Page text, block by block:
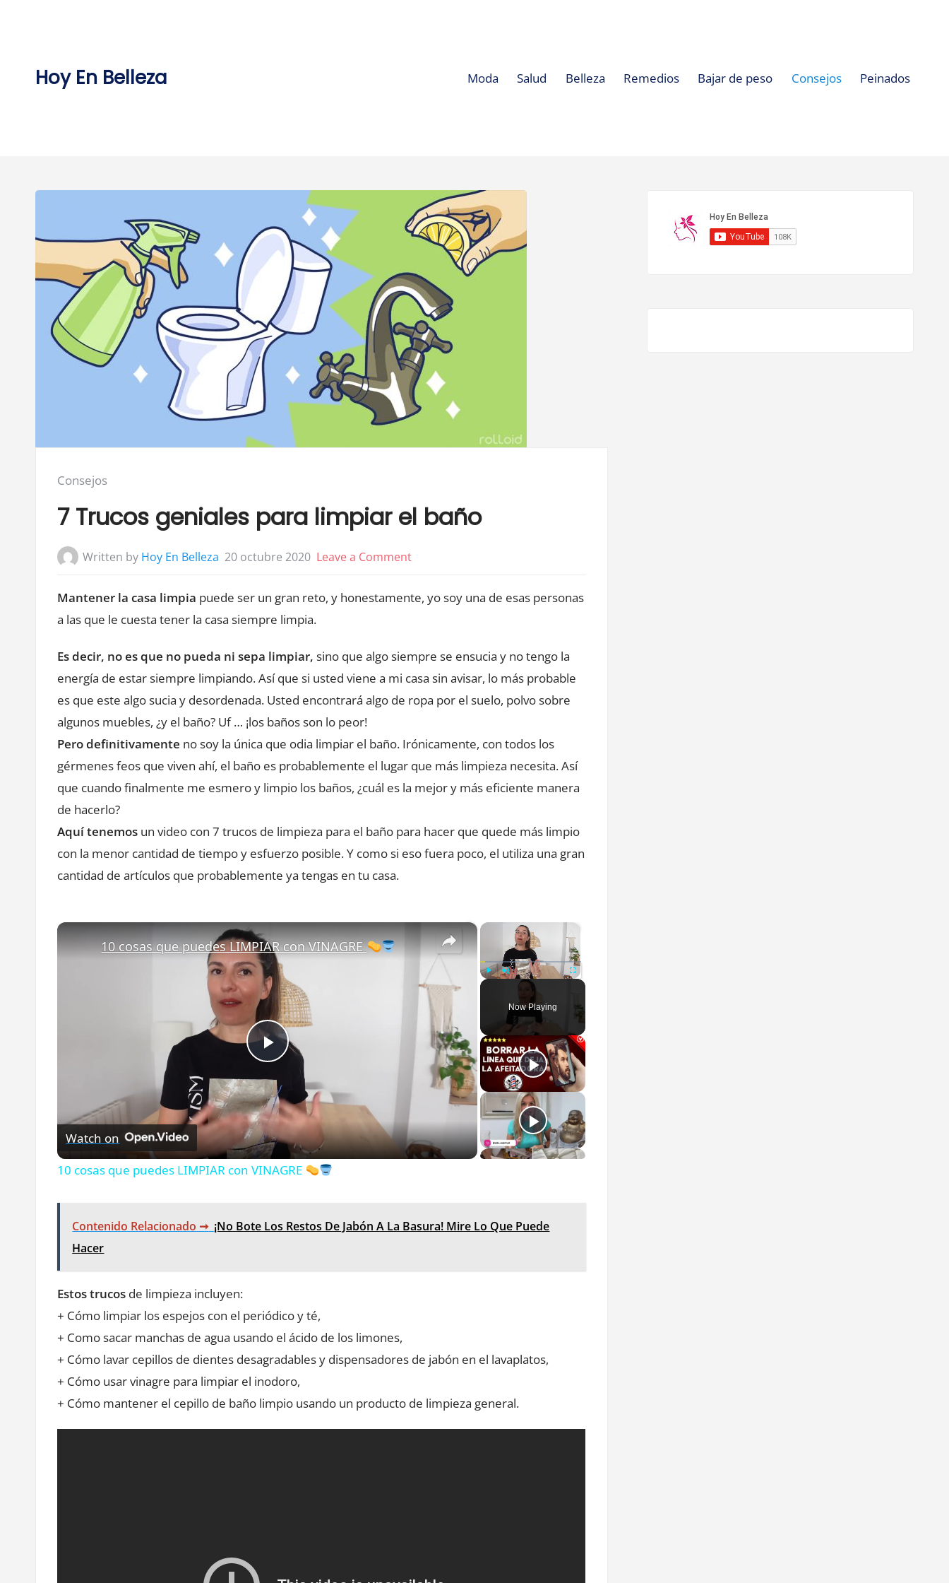
Hoy En Belleza Moda Salud Belleza Remedios Bajar de peso Consejos Peinados
Posted
Consejos
7 Trucos geniales para limpiar el baño
Written by Hoy En Belleza 20 octubre 2020 Leave a Commenton
Trucos
limpiar
el
baño
Mantener la casa limpia puede ser un gran reto, y honestamente, yo soy una de esas personas
a las que le cuesta tener la casa siempre limpia.
Es decir, no es que no pueda ni sepa limpiar, sino que algo siempre se ensucia y no tengo la
energía de estar siempre limpiando. Así que si usted viene a mi casa sin avisar, lo más probable
es que este algo sucia y desordenada. Usted encontrará algo de ropa por el suelo, polvo sobre
algunos muebles, ¿y el baño? Uf … ¡los baños son lo peor!
Pero definitivamente no soy la única que odia limpiar el baño. Irónicamente, con todos los
gérmenes feos que viven ahí, el baño es probablemente el lugar que más limpieza necesita. Así
que cuando finalmente me esmero y limpio los baños, ¿cuál es la mejor y más eficiente manera
de hacerlo?
Aquí tenemos un video con 7 trucos de limpieza para el baño para hacer que quede más limpio
con la menor cantidad de tiempo y esfuerzo posible. Y como si eso fuera poco, el utiliza una gran
cantidad de artículos que probablemente ya tengas en tu casa.
×
Unmute Fullscreen
Now Playing
×
Play
Video
10 cosas que puedes LIMPIAR con VINAGRE
Watch on
10 cosas que puedes LIMPIAR con VINAGRE
Contenido Relacionado ➞ ¡No Bote Los Restos De Jabón A La Basura! Mire Lo Que Puede
Hacer
Estos trucos de limpieza incluyen:
+ Cómo limpiar los espejos con el periódico y té,
+ Como sacar manchas de agua usando el ácido de los limones,
+ Cómo lavar cepillos de dientes desagradables y dispensadores de jabón en el lavaplatos,
+ Cómo usar vinagre para limpiar el inodoro,
+ Cómo mantener el cepillo de baño limpio usando un producto de limpieza general.